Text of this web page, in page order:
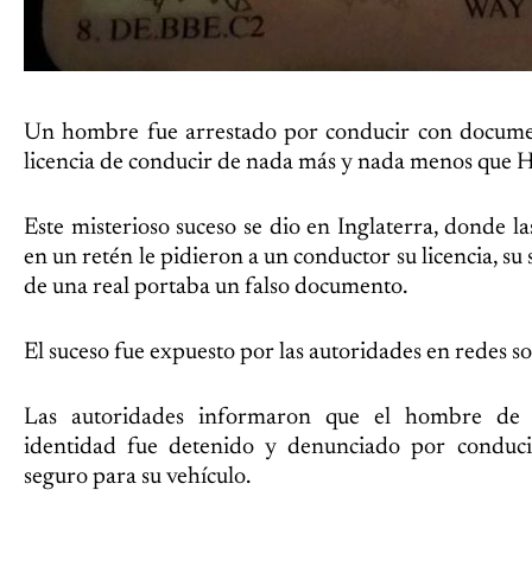
Un hombre fue arrestado por conducir con
licencia de conducir de nada más y nada menos que
Este misterioso suceso se dio en Inglaterra, donde
en un retén le pidieron a un conductor su licencia, su
de una real portaba un falso documento.
El suceso fue expuesto por las autoridades en redes
Las autoridades informaron que el hombre de
identidad fue detenido y denunciado por
seguro para su vehículo.